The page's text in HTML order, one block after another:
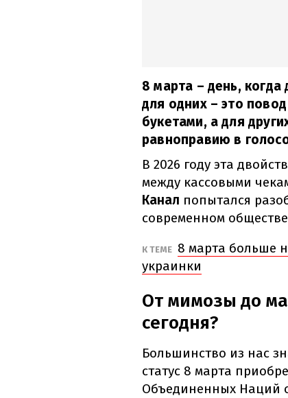
8 марта – день,
для одних – это
букетами, а для
равноправию в
В 2026 году эта
между кассовыми
Канал попытался
современном
К ТЕМЕ 8 марта больше
украинки
От мимозы до
сегодня?
Большинство из нас
статус 8 марта
Объединенных Наций